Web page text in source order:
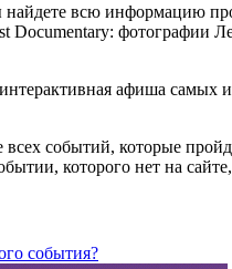
всю информацию
Documentary: фотографии
афиша самых
всех событий, которые
которого нет на сайте,
события?